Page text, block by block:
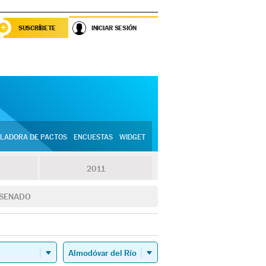
SUSCRÍBETE INICIAR SESIÓN
DE PACTOS ENCUESTAS WIDGET
2011